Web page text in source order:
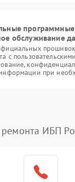
обслуживание
с
при
ИБП